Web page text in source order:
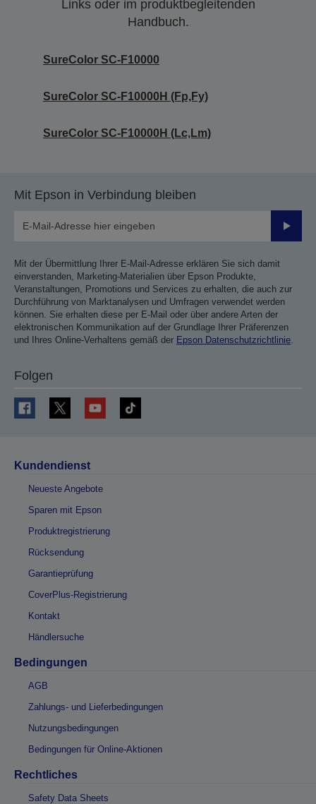
Links oder im produktbegleitenden
Handbuch.
SureColor SC-F10000
SureColor SC-F10000H (Fp,Fy)
SureColor SC-F10000H (Lc,Lm)
Mit Epson in Verbindung bleiben
Mit der Übermittlung Ihrer E-Mail-Adresse erklären Sie sich damit
einverstanden, Marketing-Materialien über Epson Produkte,
Veranstaltungen, Promotions und Services zu erhalten, die auch zur
Durchführung von Marktanalysen und Umfragen verwendet werden
können. Sie erhalten diese per E-Mail oder über andere Arten der
elektronischen Kommunikation auf der Grundlage Ihrer Präferenzen
und Ihres Online-Verhaltens gemäß der Epson Datenschutzrichtlinie
Folgen
Kundendienst
Neueste Angebote
Sparen mit Epson
Produktregistrierung
Rücksendung
Garantieprüfung
CoverPlus-Registrierung
Kontakt
Händlersuche
Bedingungen
AGB
Zahlungs- und Lieferbedingungen
Nutzungsbedingungen
Bedingungen für Online-Aktionen
Rechtliches
Safety Data Sheets